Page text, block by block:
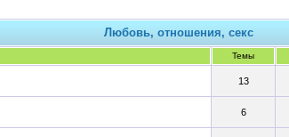
Любовь, отношения, секс
Темы
13
6